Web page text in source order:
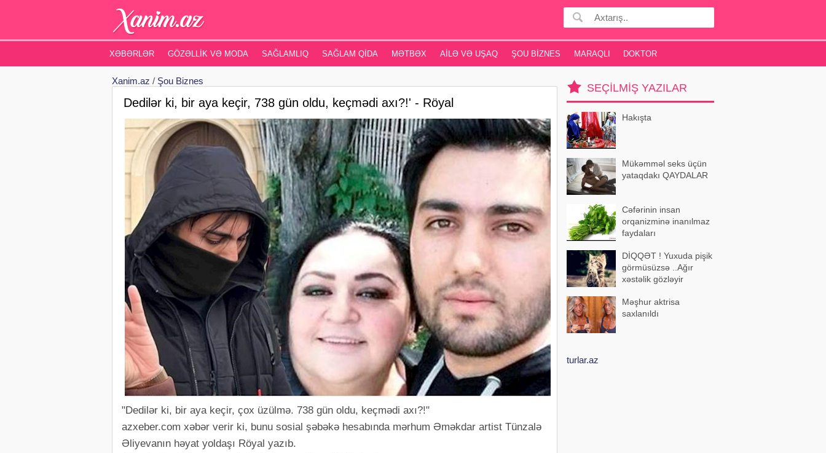
XƏBƏRLƏR GÖZƏLLIK VƏ MODA SAĞLAMLIQ SAĞLAM QIDA MƏTBƏX AILƏ VƏ UŞAQ ŞOU BIZNES MARAQLI DOKTOR
Xanim.az / Şou Biznes
Dedilər ki, bir aya keçir, 738 gün oldu, keçmədi axı?!' - Röyal
"Dedilər ki, bir aya keçir, çox üzülmə. 738 gün oldu, keçmədi axı?!"
azxeber.com xəbər verir ki, bunu sosial şəbəkə hesabında mərhum Əməkdar artist Tünzalə
Əliyevanın həyat yoldaşı Röyal yazıb.
SEÇILMIŞ YAZILAR
Hakışta
Mükəmməl seks üçün
yataqdakı QAYDALAR
Cəfərinin insan
orqanizminə inanılmaz
faydaları
DİQQƏT ! Yuxuda pişik
görmüsüzsə ..Ağır
xəstəlik gözləyir
Məşhur aktrisa
saxlanıldı
turlar.az